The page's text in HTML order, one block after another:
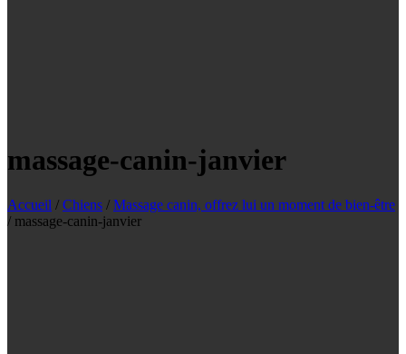
massage-canin-janvier
Accueil / Chiens / Massage canin, offrez lui un moment de bien-être
/ massage-canin-janvier